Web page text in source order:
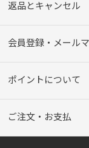
返品とキャンセル
会員登録・メール
ポイントについて
ご注文・お支払